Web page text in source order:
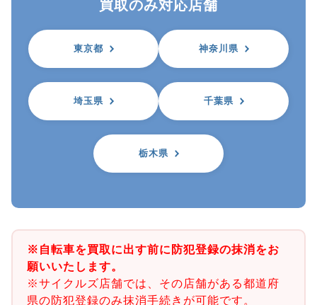
買取のみ対応店舗
東京都 神奈川県
埼玉県 千葉県
栃木県
※自転車を買取に出す前に防犯登録の抹消をお
願いいたします。
※サイクルズ店舗では、その店舗がある都道府
県の防犯登録のみ抹消手続きが可能です。